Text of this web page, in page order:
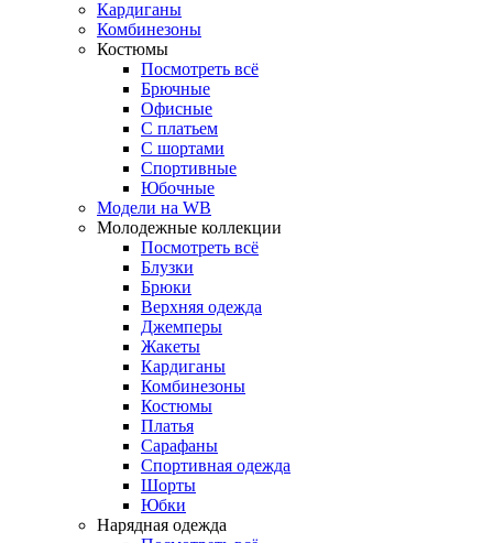
Кардиганы
Комбинезоны
Костюмы
Посмотреть всё
Брючные
Офисные
С платьем
С шортами
Спортивные
Юбочные
Модели на WB
Молодежные коллекции
Посмотреть всё
Блузки
Брюки
Верхняя одежда
Джемперы
Жакеты
Кардиганы
Комбинезоны
Костюмы
Платья
Сарафаны
Спортивная одежда
Шорты
Юбки
Нарядная одежда